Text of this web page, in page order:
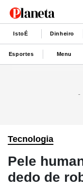
IstoÉ Dinheiro
Esportes Menu
Tecnologia
Pele
dedo de